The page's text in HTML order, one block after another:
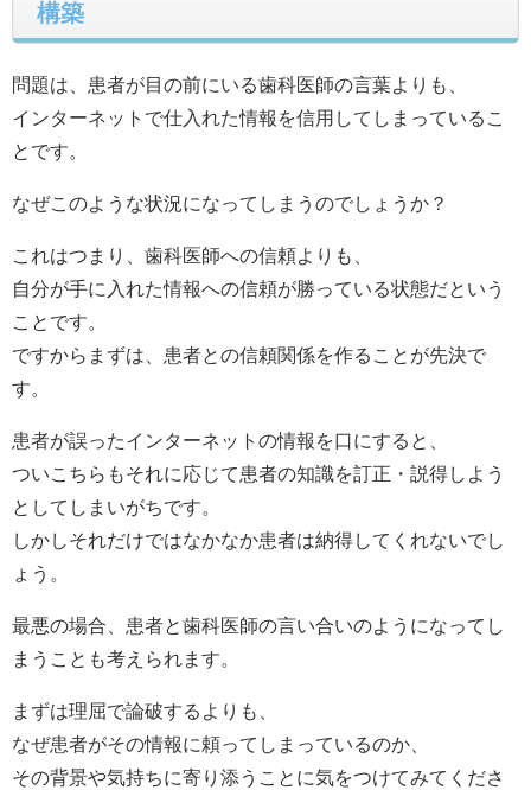
構築
問題は、患者が目の前にいる歯科医師の言葉よりも、
インターネットで仕入れた情報を信用してしまっているこ
とです。
なぜこのような状況になってしまうのでしょうか？
これはつまり、歯科医師への信頼よりも、
自分が手に入れた情報への信頼が勝っている状態だという
ことです。
ですからまずは、患者との信頼関係を作ることが先決で
す。
患者が誤ったインターネットの情報を口にすると、
ついこちらもそれに応じて患者の知識を訂正・説得しよう
としてしまいがちです。
しかしそれだけではなかなか患者は納得してくれないでし
ょう。
最悪の場合、患者と歯科医師の言い合いのようになってし
まうことも考えられます。
まずは理屈で論破するよりも、
なぜ患者がその情報に頼ってしまっているのか、
その背景や気持ちに寄り添うことに気をつけてみてくださ